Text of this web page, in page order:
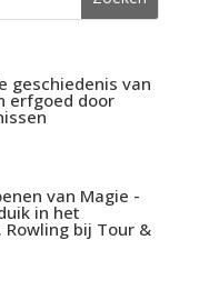
geschiedenis van
erfgoed door
van Magie -
in het
Rowling bij Tour &